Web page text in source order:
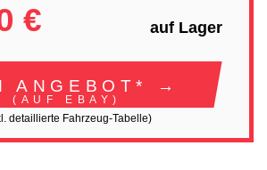
€ auf Lager
ANGEBOT* →
(AUF EBAY)
detaillierte Fahrzeug-Tabelle)